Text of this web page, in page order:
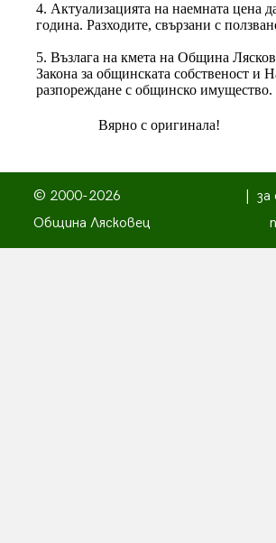
4. Актуализацията на наемната цена
година. Разходите, свързани с
5. Възлага на кмета на Община
Закона за общинската собственост и
разпореждане с общинско имущество.
Вярно с оригинала!
© 2000-2026
Община Лясковец
за